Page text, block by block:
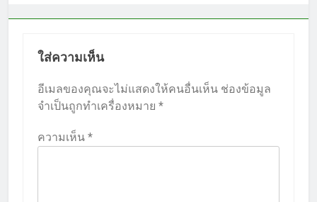
ใส่ความเห็น
อีเมลของคุณจะไม่แสดงให้คนอื่นเห็น ช่องข้อมูล
จำเป็นถูกทำเครื่องหมาย *
ความเห็น *